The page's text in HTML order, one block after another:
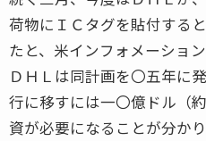
荷物にＩＣタグを貼付する
たと、米インフォメーショ
ＤＨＬは同計画を〇五年に
行に移すには一〇億ドル（
資が必要になることが分か